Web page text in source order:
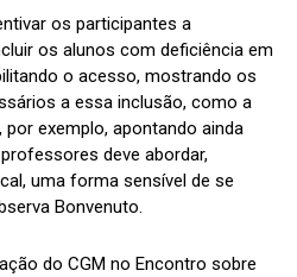
os participantes a
os alunos com deficiência em
o acesso, mostrando os
a essa inclusão, como a
exemplo, apontando ainda
deve abordar,
uma forma sensível de se
Bonvenuto.
do CGM no Encontro sobre